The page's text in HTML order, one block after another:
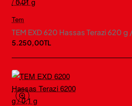
Tem
TEM EXD 620 Hassas Terazi 620 g
5.250,00TL